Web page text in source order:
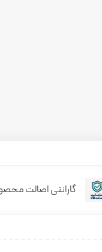
گارانتی اصالت